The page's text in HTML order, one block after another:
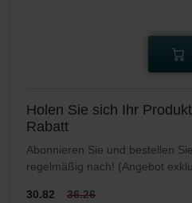
Holen Sie sich Ihr
Rabatt
Abonnieren Sie und bestellen
regelmäßig nach! (Angebot
30.82 36.26